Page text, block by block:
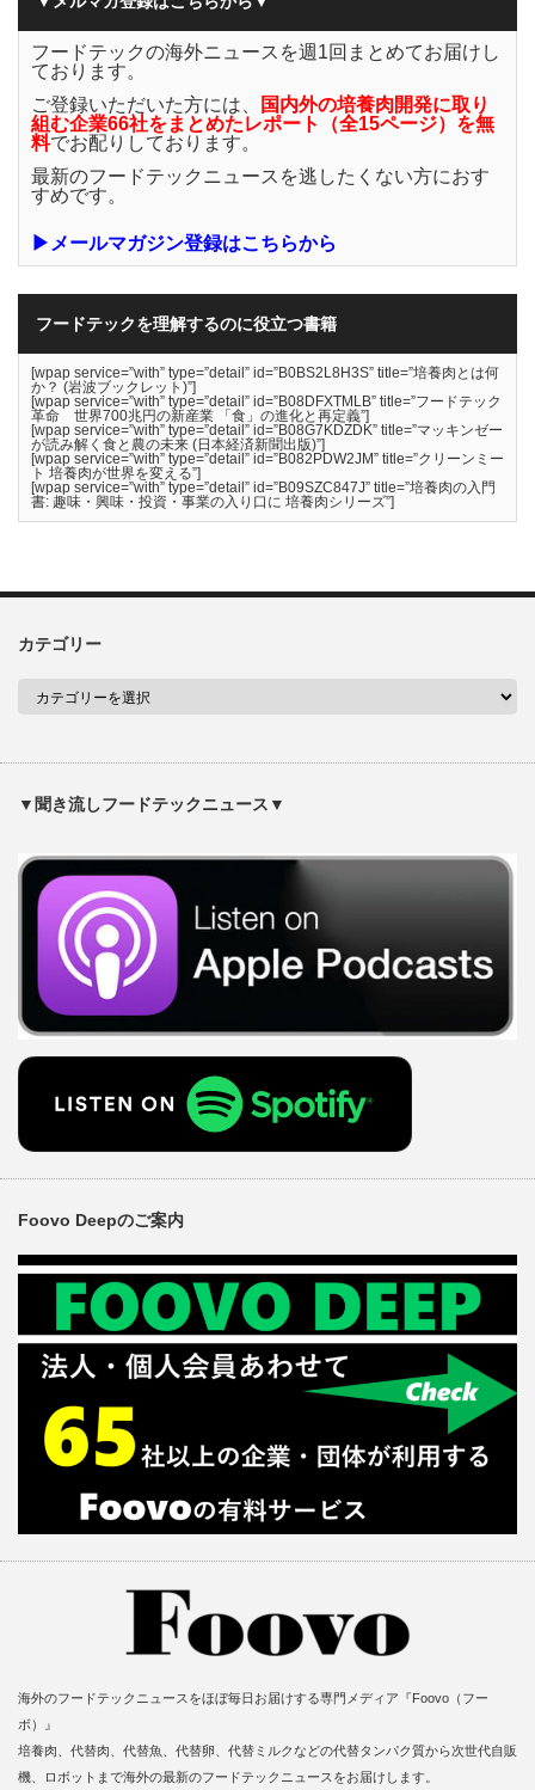
フードテックの海外ニュースを週1回まとめてお届けし
ております。
ご登録いただいた方には、
国内外の培養肉開発に取り
組む企業66社をまとめたレポート（全15ページ）を無
料でお配りしております。
最新のフードテックニュースを逃したくない方におす
すめです。
▶メールマガジン登録はこちらから
フードテックを理解するのに役立つ書籍
[wpap service=”with” type=”detail” id=”B0BS2L8H3S” title=”培養肉とは何
か？ (岩波ブックレット)”]
[wpap service=”with” type=”detail” id=”B08DFXTMLB” title=”フードテック
革命 世界700兆円の新産業 「食」の進化と再定義”]
[wpap service=”with” type=”detail” id=”B08G7KDZDK” title=”マッキンゼー
が読み解く食と農の未来 (日本経済新聞出版)”]
[wpap service=”with” type=”detail” id=”B082PDW2JM” title=”クリーンミー
ト 培養肉が世界を変える”]
[wpap service=”with” type=”detail” id=”B09SZC847J” title=”培養肉の入門
書: 趣味・興味・投資・事業の入り口に 培養肉シリーズ”]
カテゴリー
▼聞き流しフードテックニュース▼
Foovo Deepのご案内
海外のフードテックニュースをほぼ毎日お届けする専門メディア『Foovo（フー
ボ）』
培養肉、代替肉、代替魚、代替卵、代替ミルクなどの代替タンパク質から次世代自販
機、ロボットまで海外の最新のフードテックニュースをお届けします。